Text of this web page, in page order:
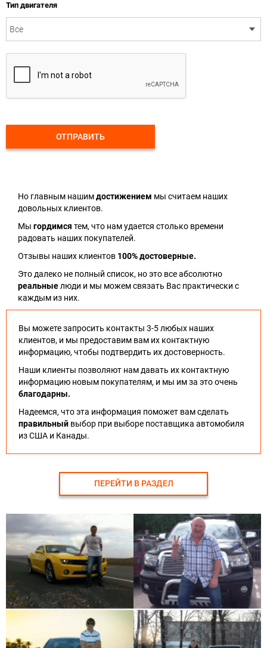
Тип двигателя
ОТПРАВИТЬ
Но главным нашимдостижением мы считаем наших
довольных клиентов.
Мы гордимся тем, что нам удается столько времени
радовать наших покупателей.
Отзывы наших клиентов 100% достоверные.
Это далеко не полный список, но это все абсолютно
реальныелюди и мы можем связать Вас практически с
каждым из них.
Вы можете запросить контакты 3-5 любых наших
клиентов, и мы предоставим вам их контактную
информацию, чтобы подтвердить их достоверность.
Наши клиенты позволяют нам давать их контактную
информацию новым покупателям, и мы им за это очень
благодарны.
Надеемся, что эта информация поможет вам сделать
правильный выбор при выборе поставщика автомобиля
из США и Канады.
ПЕРЕЙТИ В РАЗДЕЛ